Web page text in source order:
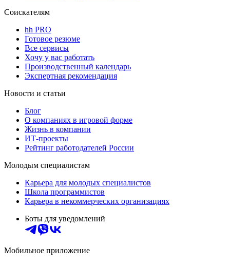
Соискателям
hh PRO
Готовое резюме
Все сервисы
Хочу у вас работать
Производственный календарь
Экспертная рекомендация
Новости и статьи
Блог
О компаниях в игровой форме
Жизнь в компании
ИТ-проекты
Рейтинг работодателей России
Молодым специалистам
Карьера для молодых специалистов
Школа программистов
Карьера в некоммерческих организациях
Боты для уведомлений
Мобильное приложение